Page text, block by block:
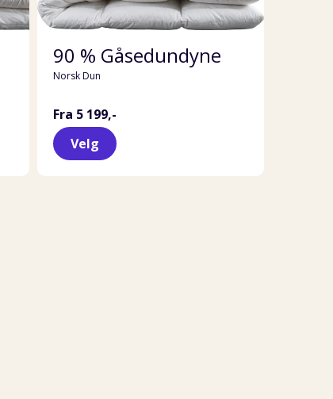
90 % Gåsedundyne
Norsk Dun
Fra 5 199,-
Velg